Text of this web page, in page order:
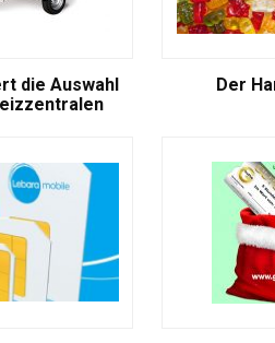
die Auswahl
Der